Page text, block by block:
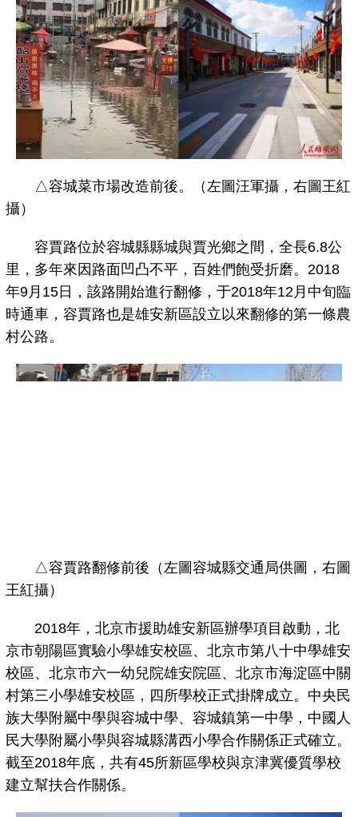
△容城菜市場改造前後。（左圖汪軍攝，右圖王紅
攝）
容賈路位於容城縣縣城與賈光鄉之間，全長6.8公
里，多年來因路面凹凸不平，百姓們飽受折磨。2018
年9月15日，該路開始進行翻修，于2018年12月中旬臨
時通車，容賈路也是雄安新區設立以來翻修的第一條農
村公路。
△容賈路翻修前後（左圖容城縣交通局供圖，右圖
王紅攝）
2018年，北京市援助雄安新區辦學項目啟動，北
京市朝陽區實驗小學雄安校區、北京市第八十中學雄安
校區、北京市六一幼兒院雄安院區、北京市海淀區中關
村第三小學雄安校區，四所學校正式掛牌成立。中央民
族大學附屬中學與容城中學、容城鎮第一中學，中國人
民大學附屬小學與容城縣溝西小學合作關係正式確立。
截至2018年底，共有45所新區學校與京津冀優質學校
建立幫扶合作關係。